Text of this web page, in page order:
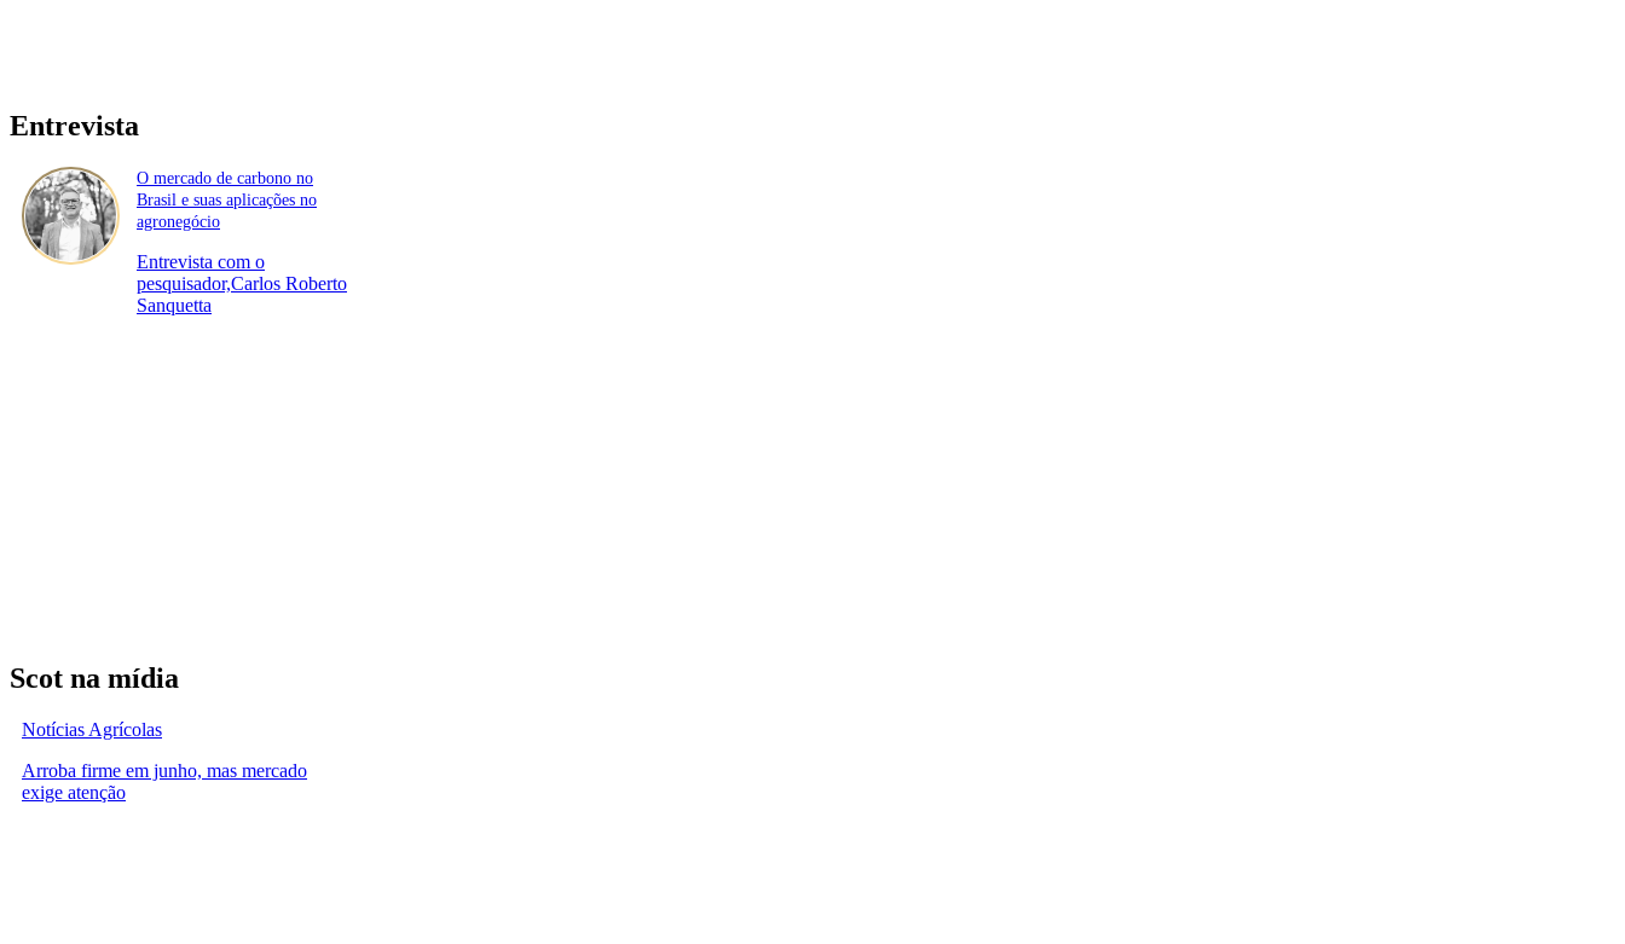
Entrevista
O mercado de carbono no
Brasil e suas aplicações no
agronegócio
Entrevista com o
pesquisador,Carlos Roberto
Sanquetta
Scot na mídia
Notícias Agrícolas
Arroba firme em junho, mas mercado
exige atenção